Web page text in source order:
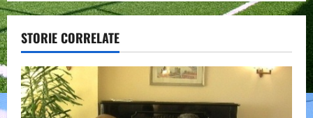
a
v
i
STORIE CORRELATE